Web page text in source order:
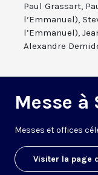
Paul Grassart,
l’Emmanuel),
l’Emmanuel),
Alexandre
Messe
Messes et offices
Visiter la page